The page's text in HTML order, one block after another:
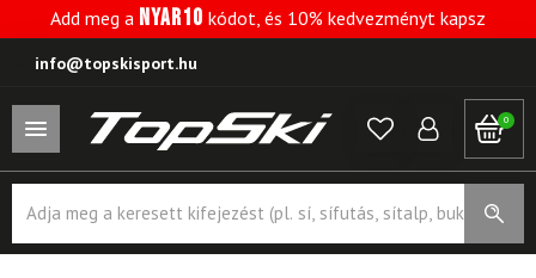
Add meg a NYAR10 kódot, és 10% kedvezményt kapsz
info@topskisport.hu
0
search